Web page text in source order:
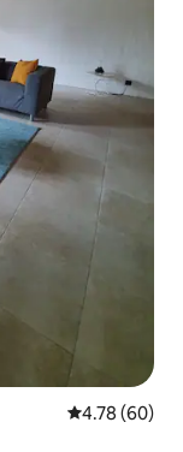
Calificación
4.78 (60)